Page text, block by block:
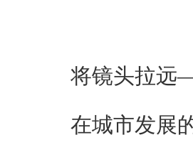
将镜头拉
在城市发展